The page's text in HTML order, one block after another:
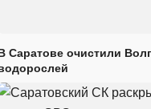
Саратове очистили